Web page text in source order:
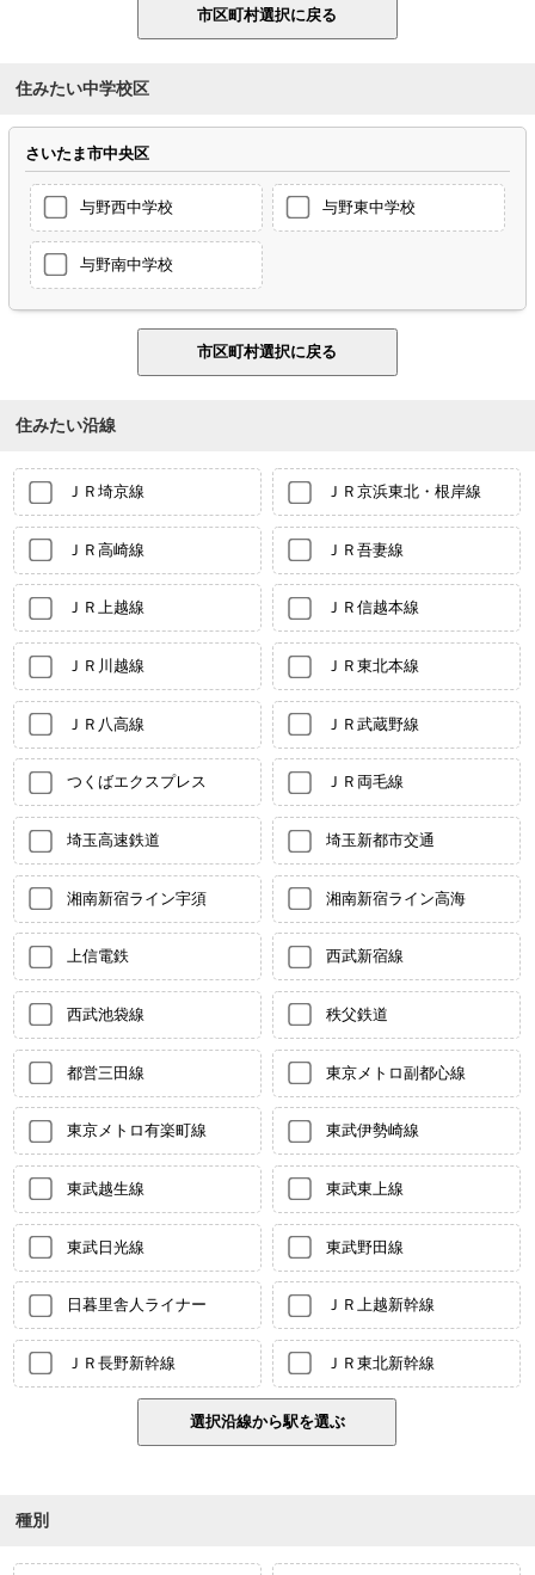
住みたい中学校区
さいたま市中央区
与野西中学校 与野東中学校
与野南中学校
住みたい沿線
ＪＲ埼京線 ＪＲ京浜東北・根岸線
ＪＲ高崎線 ＪＲ吾妻線
ＪＲ上越線 ＪＲ信越本線
ＪＲ川越線 ＪＲ東北本線
ＪＲ八高線 ＪＲ武蔵野線
つくばエクスプレス ＪＲ両毛線
埼玉高速鉄道 埼玉新都市交通
湘南新宿ライン宇須 湘南新宿ライン高海
上信電鉄 西武新宿線
西武池袋線 秩父鉄道
都営三田線 東京メトロ副都心線
東京メトロ有楽町線 東武伊勢崎線
東武越生線 東武東上線
東武日光線 東武野田線
日暮里舎人ライナー ＪＲ上越新幹線
ＪＲ長野新幹線 ＪＲ東北新幹線
種別